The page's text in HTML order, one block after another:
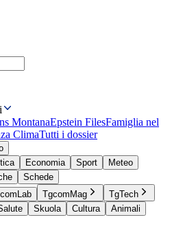
MontanaEpstein FilesFamiglia nel
ClimaTutti i dossier
Economia Sport
Meteo
Schede
TgcomMag
TgTech
Skuola Cultura
Animali